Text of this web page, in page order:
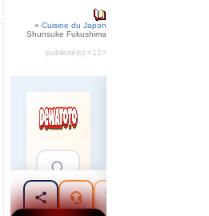
» Cuisine du Japon
Shunsuke Fukushima
publicité(s):<12>